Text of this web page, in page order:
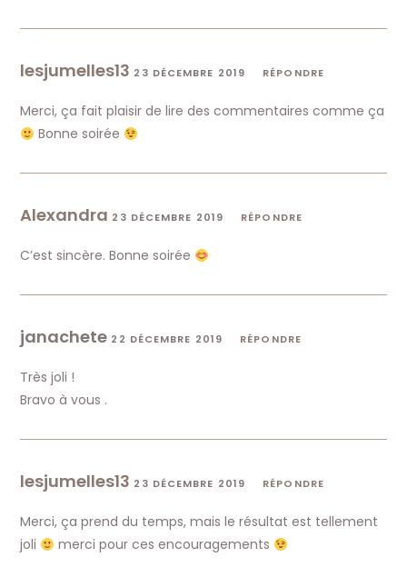
lesjumelles13 23 DÉCEMBRE 2019 RÉPONDRE
Merci, ça fait plaisir de lire des commentaires comme ça
Bonne soirée
Alexandra 23 DÉCEMBRE 2019 RÉPONDRE
C’est sincère. Bonne soirée
janachete 22 DÉCEMBRE 2019 RÉPONDRE
Très joli !
Bravo à vous .
lesjumelles13 23 DÉCEMBRE 2019 RÉPONDRE
Merci, ça prend du temps, mais le résultat est tellement
joli
merci pour ces encouragements